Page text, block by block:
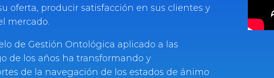
oferta, producir satisfacción en sus clientes y
mercado.
de Gestión Ontológica aplicado a las
de los años ha transformando y
de la navegación de los estados de ánimo